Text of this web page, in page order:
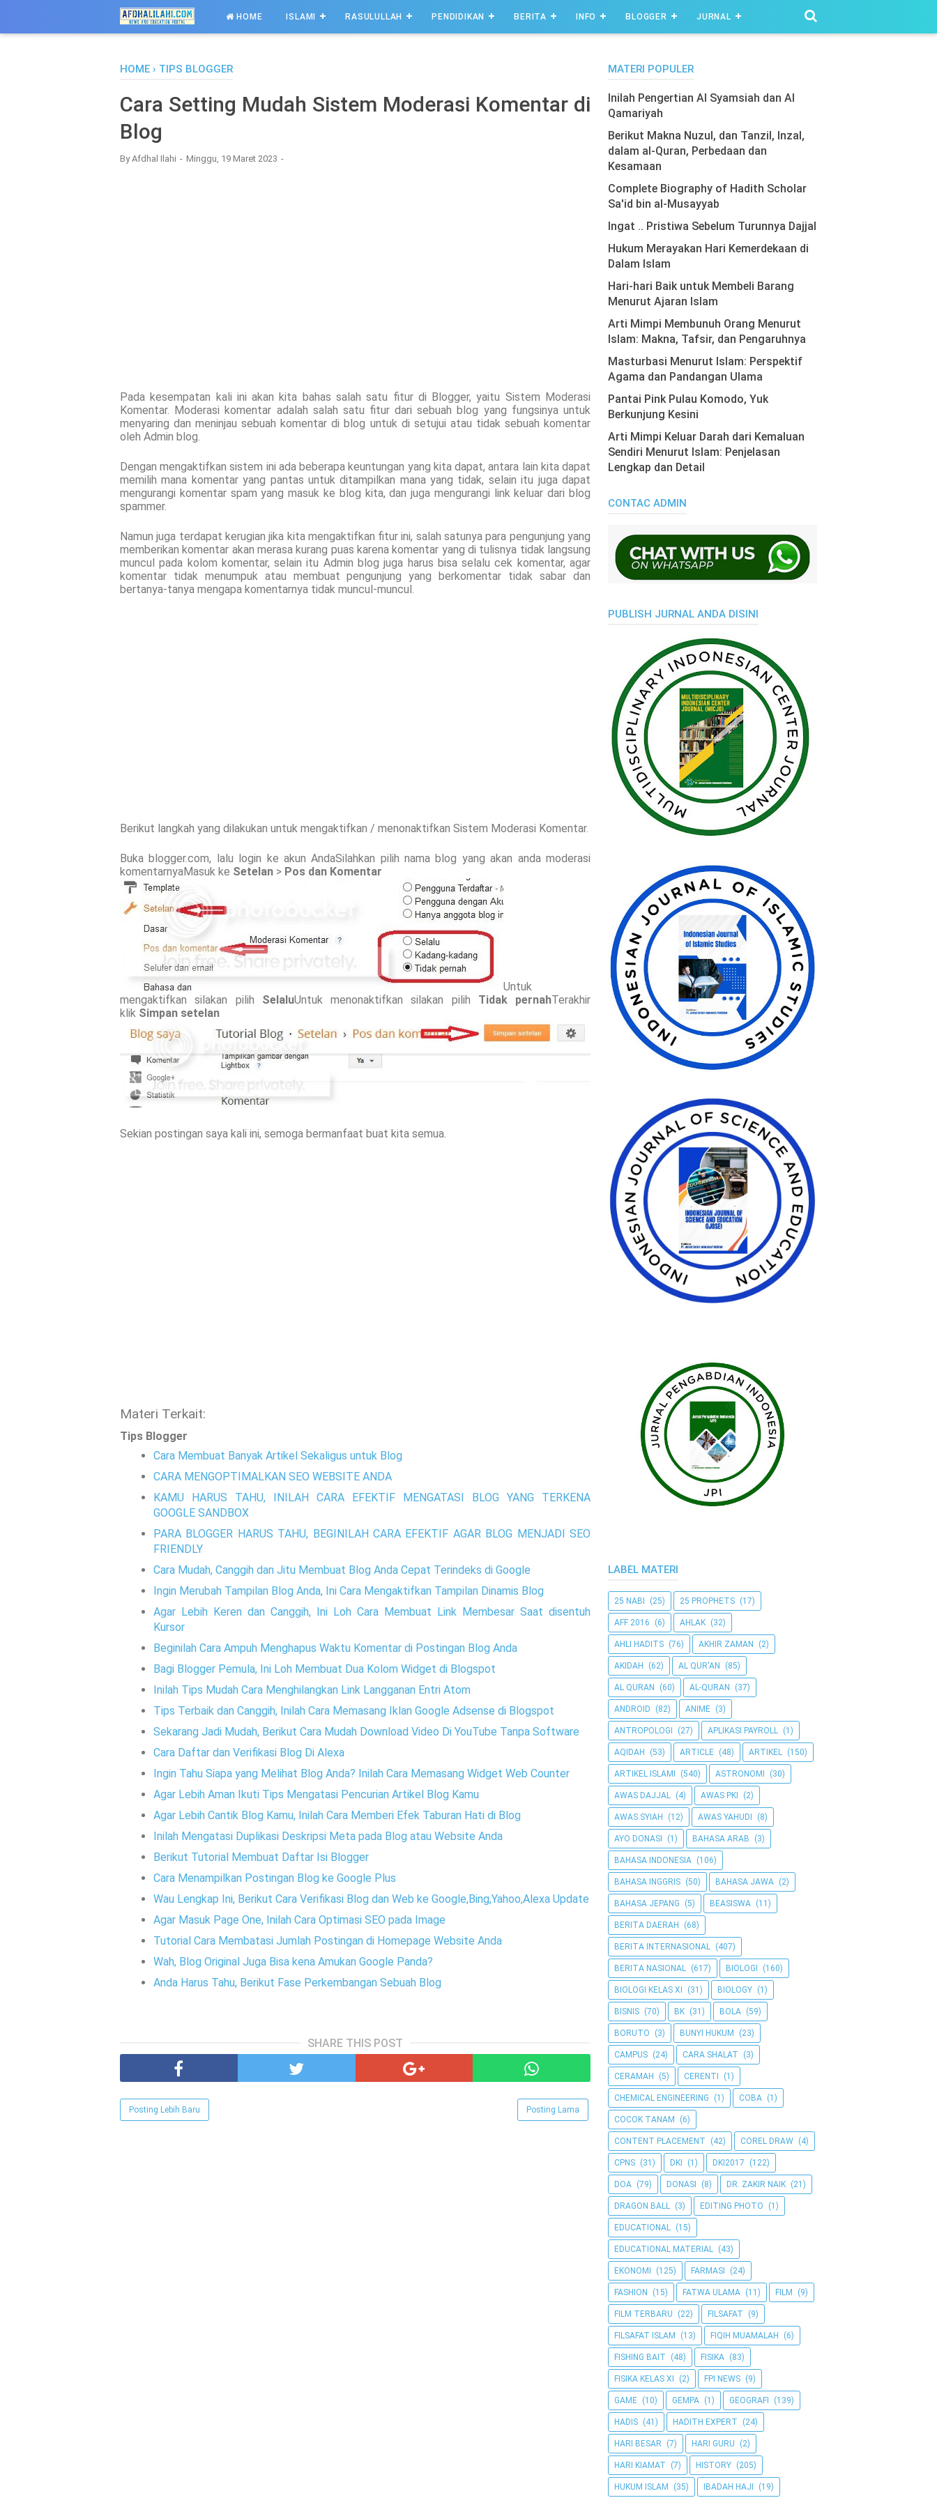
HOME ISLAMI RASULULLAH PENDIDIKAN BERITA INFO BLOGGER JURNAL
HOME › TIPS BLOGGER
Cara Setting Mudah Sistem Moderasi Komentar di
Blog
ByAfdhal Ilahi Minggu, 19 Maret 2023
Pada kesempatan kali ini akan kita bahas salah satu fitur di Blogger, yaitu Sistem Moderasi
Komentar. Moderasi komentar adalah salah satu fitur dari sebuah blog yang fungsinya untuk
menyaring dan meninjau sebuah komentar di blog untuk di setujui atau tidak sebuah komentar
oleh Admin blog.
Dengan mengaktifkan sistem ini ada beberapa keuntungan yang kita dapat, antara lain kita dapat
memilih mana komentar yang pantas untuk ditampilkan mana yang tidak, selain itu juga dapat
mengurangi komentar spam yang masuk ke blog kita, dan juga mengurangi link keluar dari blog
spammer.
Namun juga terdapat kerugian jika kita mengaktifkan fitur ini, salah satunya para pengunjung yang
memberikan komentar akan merasa kurang puas karena komentar yang di tulisnya tidak langsung
muncul pada kolom komentar, selain itu Admin blog juga harus bisa selalu cek komentar, agar
komentar tidak menumpuk atau membuat pengunjung yang berkomentar tidak sabar dan
bertanya-tanya mengapa komentarnya tidak muncul-muncul.
Berikut langkah yang dilakukan untuk mengaktifkan / menonaktifkan Sistem Moderasi Komentar.
Buka blogger.com, lalu login ke akun AndaSilahkan pilih nama blog yang akan anda moderasi
komentarnyaMasuk ke Setelan > Pos dan Komentar
Untuk
mengaktifkan silakan pilih SelaluUntuk menonaktifkan silakan pilih Tidak pernahTerakhir
klik Simpan setelan
Sekian postingan saya kali ini, semoga bermanfaat buat kita semua.
Materi Terkait:
Tips Blogger
Cara Membuat Banyak Artikel Sekaligus untuk Blog
CARA MENGOPTIMALKAN SEO WEBSITE ANDA
KAMU HARUS TAHU, INILAH CARA EFEKTIF MENGATASI BLOG YANG TERKENA
GOOGLE SANDBOX
PARA BLOGGER HARUS TAHU, BEGINILAH CARA EFEKTIF AGAR BLOG MENJADI SEO
FRIENDLY
Cara Mudah, Canggih dan Jitu Membuat Blog Anda Cepat Terindeks di Google
Ingin Merubah Tampilan Blog Anda, Ini Cara Mengaktifkan Tampilan Dinamis Blog
Agar Lebih Keren dan Canggih, Ini Loh Cara Membuat Link Membesar Saat disentuh
Kursor
Beginilah Cara Ampuh Menghapus Waktu Komentar di Postingan Blog Anda
Bagi Blogger Pemula, Ini Loh Membuat Dua Kolom Widget di Blogspot
Inilah Tips Mudah Cara Menghilangkan Link Langganan Entri Atom
Tips Terbaik dan Canggih, Inilah Cara Memasang Iklan Google Adsense di Blogspot
Sekarang Jadi Mudah, Berikut Cara Mudah Download Video Di YouTube Tanpa Software
Cara Daftar dan Verifikasi Blog Di Alexa
Ingin Tahu Siapa yang Melihat Blog Anda? Inilah Cara Memasang Widget Web Counter
Agar Lebih Aman Ikuti Tips Mengatasi Pencurian Artikel Blog Kamu
Agar Lebih Cantik Blog Kamu, Inilah Cara Memberi Efek Taburan Hati di Blog
Inilah Mengatasi Duplikasi Deskripsi Meta pada Blog atau Website Anda
Berikut Tutorial Membuat Daftar Isi Blogger
Cara Menampilkan Postingan Blog ke Google Plus
Wau Lengkap Ini, Berikut Cara Verifikasi Blog dan Web ke Google,Bing,Yahoo,Alexa Update
Agar Masuk Page One, Inilah Cara Optimasi SEO pada Image
Tutorial Cara Membatasi Jumlah Postingan di Homepage Website Anda
Wah, Blog Original Juga Bisa kena Amukan Google Panda?
Anda Harus Tahu, Berikut Fase Perkembangan Sebuah Blog
SHARE THIS POST
Posting Lebih Baru Posting Lama
MATERI POPULER
Inilah Pengertian Al Syamsiah dan Al
Qamariyah
Berikut Makna Nuzul, dan Tanzil, Inzal,
dalam al-Quran, Perbedaan dan
Kesamaan
Complete Biography of Hadith Scholar
Sa'id bin al-Musayyab
Ingat .. Pristiwa Sebelum Turunnya Dajjal
Hukum Merayakan Hari Kemerdekaan di
Dalam Islam
Hari-hari Baik untuk Membeli Barang
Menurut Ajaran Islam
Arti Mimpi Membunuh Orang Menurut
Islam: Makna, Tafsir, dan Pengaruhnya
Masturbasi Menurut Islam: Perspektif
Agama dan Pandangan Ulama
Pantai Pink Pulau Komodo, Yuk
Berkunjung Kesini
Arti Mimpi Keluar Darah dari Kemaluan
Sendiri Menurut Islam: Penjelasan
Lengkap dan Detail
CONTAC ADMIN
PUBLISH JURNAL ANDA DISINI
LABEL MATERI
25 NABI (25) 25 PROPHETS (17)
AFF 2016 (6) AHLAK (32)
AHLI HADITS (76) AKHIR ZAMAN (2)
AKIDAH (62) AL QUR'AN (85)
AL QURAN (60) AL-QURAN (37)
ANDROID (82) ANIME (3)
ANTROPOLOGI (27) APLIKASI PAYROLL (1)
AQIDAH (53) ARTICLE (48) ARTIKEL (150)
ARTIKEL ISLAMI (540) ASTRONOMI (30)
AWAS DAJJAL (4) AWAS PKI (2)
AWAS SYIAH (12) AWAS YAHUDI (8)
AYO DONASI (1) BAHASA ARAB (3)
BAHASA INDONESIA (106)
BAHASA INGGRIS (50) BAHASA JAWA (2)
BAHASA JEPANG (5) BEASISWA (11)
BERITA DAERAH (68)
BERITA INTERNASIONAL (407)
BERITA NASIONAL (617) BIOLOGI (160)
BIOLOGI KELAS XI (31) BIOLOGY (1)
BISNIS (70) BK (31) BOLA (59)
BORUTO (3) BUNYI HUKUM (23)
CAMPUS (24) CARA SHALAT (3)
CERAMAH (5) CERENTI (1)
CHEMICAL ENGINEERING (1) COBA (1)
COCOK TANAM (6)
CONTENT PLACEMENT (42) COREL DRAW (4)
CPNS (31) DKI (1) DKI2017 (122)
DOA (79) DONASI (8) DR. ZAKIR NAIK (21)
DRAGON BALL (3) EDITING PHOTO (1)
EDUCATIONAL (15)
EDUCATIONAL MATERIAL (43)
EKONOMI (125) FARMASI (24)
FASHION (15) FATWA ULAMA (11) FILM (9)
FILM TERBARU (22) FILSAFAT (9)
FILSAFAT ISLAM (13) FIQIH MUAMALAH (6)
FISHING BAIT (48) FISIKA (83)
FISIKA KELAS XI (2) FPI NEWS (9)
GAME (10) GEMPA (1) GEOGRAFI (139)
HADIS (41) HADITH EXPERT (24)
HARI BESAR (7) HARI GURU (2)
HARI KIAMAT (7) HISTORY (205)
HUKUM ISLAM (35) IBADAH HAJI (19)